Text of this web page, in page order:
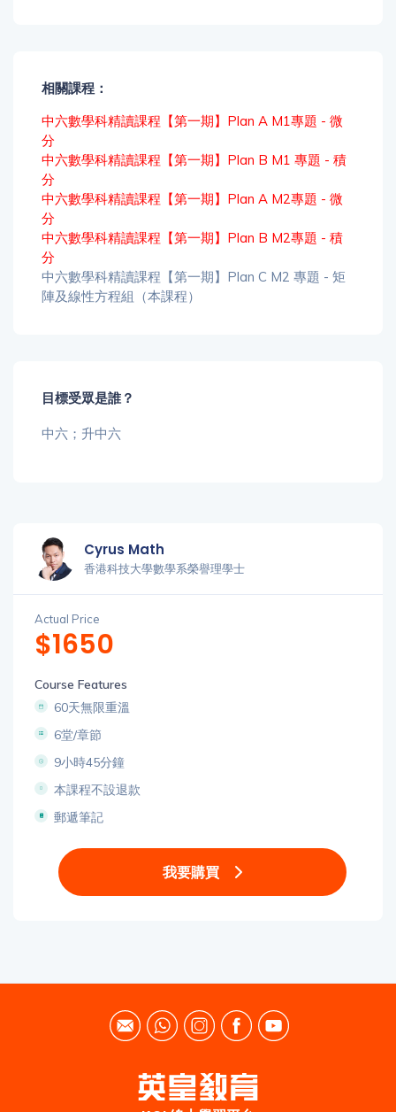
相關課程：
中六數學科精讀課程【第一期】Plan A M1專題 - 微
分
中六數學科精讀課程【第一期】Plan B M1 專題 - 積
分
中六數學科精讀課程【第一期】Plan A M2專題 - 微
分
中六數學科精讀課程【第一期】Plan B M2專題 - 積
分
中六數學科精讀課程【第一期】Plan C M2 專題 - 矩
陣及線性方程組（本課程）
目標受眾是誰？
中六；升中六
Cyrus Math
香港科技大學數學系榮譽理學士
Actual Price
$1650
Course Features
60天無限重溫
6堂/章節
9小時45分鐘
本課程不設退款
郵遞筆記
我要購買